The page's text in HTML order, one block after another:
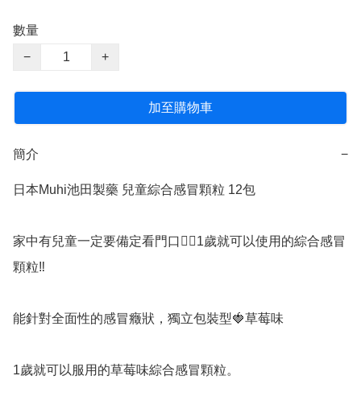
數量
−
+
加至購物車
簡介 −
日本Muhi池田製藥 兒童綜合感冒顆粒 12包
家中有兒童一定要備定看門口👍🏻1歲就可以使用的綜合感冒
顆粒‼️
能針對全面性的感冒癥狀，獨立包裝型🍓草莓味
1歲就可以服用的草莓味綜合感冒顆粒。